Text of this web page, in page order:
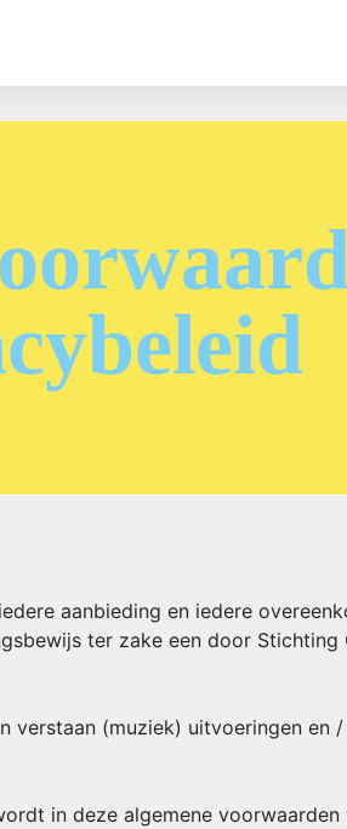
aanbieding en iedere
ter zake een door
verstaan (muziek) uitvoeringen en
in deze algemene